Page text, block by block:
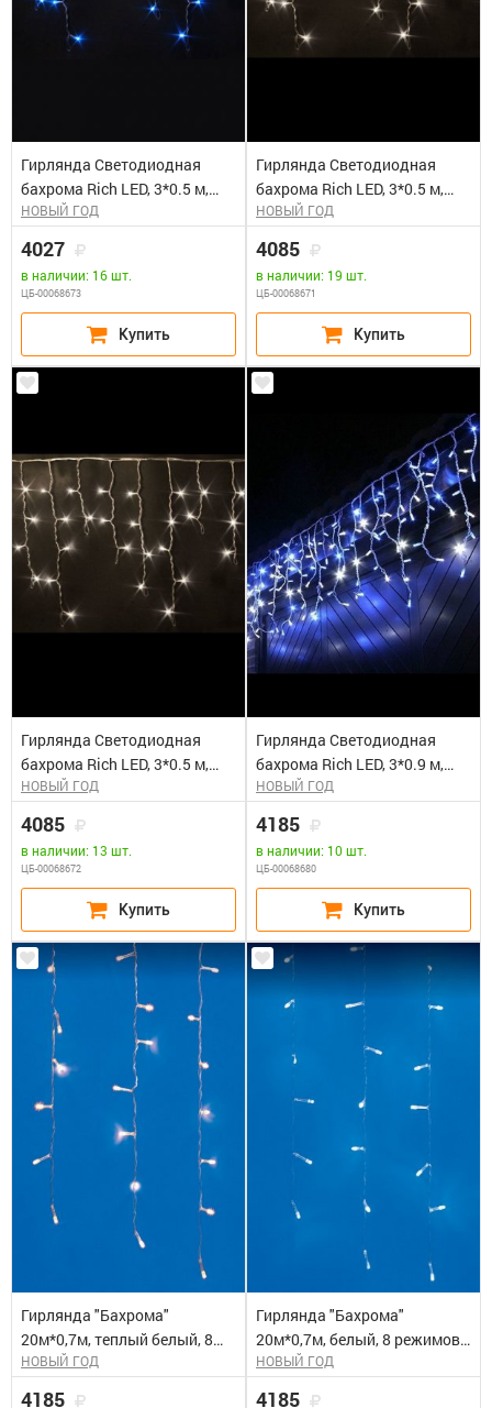
Гирлянда Светодиодная
бахрома Rich LED, 3*0.5 м,
мерцающая, синяя,
прозрачный провод. Блок
питания 65818, 65845
НОВЫЙ ГОД
4027
в наличии: 16 шт.
ЦБ-00068673
Гирлянда Светодиодная
бахрома Rich LED, 3*0.5 м,
мерцающая, белая,
прозрачный провод. Блок
питания 65818, 65845
НОВЫЙ ГОД
4085
в наличии: 19 шт.
ЦБ-00068671
Гирлянда Светодиодная
бахрома Rich LED, 3*0.5 м,
мерцающая, белая теплый
,прозрачный провод. Блок
питания 65818, 65845
НОВЫЙ ГОД
4085
в наличии: 13 шт.
ЦБ-00068672
Гирлянда Светодиодная
бахрома Rich LED, 3*0.9 м,
сине-белая, мерцающая,
прозрачный провод. Блок
питания 65818, 65845
НОВЫЙ ГОД
4185
в наличии: 10 шт.
ЦБ-00068680
Гирлянда "Бахрома"
20м*0,7м, теплый белый, 8
режимов, с пультом, 480
светодиодов, 90 подвесов,
НОВЫЙ ГОД
4185
Гирлянда "Бахрома"
20м*0,7м, белый, 8 режимов,
с пультом, 480 светодиодов,
90 подвесов, IP44, шнур 3м
НОВЫЙ ГОД
4185